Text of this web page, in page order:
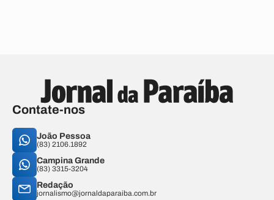
Contate-nos
João Pessoa
(83) 2106.1892
Campina Grande
(83) 3315-3204
Redação
jornalismo@jornaldaparaiba.com.br